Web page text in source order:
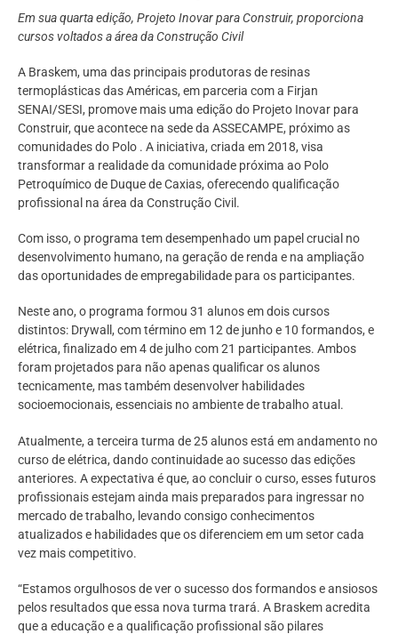
Em sua quarta edição, Projeto Inovar para Construir, proporciona
cursos voltados a área da Construção Civil
A Braskem, uma das principais produtoras de resinas
termoplásticas das Américas, em parceria com a Firjan
SENAI/SESI, promove mais uma edição do Projeto Inovar para
Construir, que acontece na sede da ASSECAMPE, próximo as
comunidades do Polo . A iniciativa, criada em 2018, visa
transformar a realidade da comunidade próxima ao Polo
Petroquímico de Duque de Caxias, oferecendo qualificação
profissional na área da Construção Civil.
Com isso, o programa tem desempenhado um papel crucial no
desenvolvimento humano, na geração de renda e na ampliação
das oportunidades de empregabilidade para os participantes.
Neste ano, o programa formou 31 alunos em dois cursos
distintos: Drywall, com término em 12 de junho e 10 formandos, e
elétrica, finalizado em 4 de julho com 21 participantes. Ambos
foram projetados para não apenas qualificar os alunos
tecnicamente, mas também desenvolver habilidades
socioemocionais, essenciais no ambiente de trabalho atual.
Atualmente, a terceira turma de 25 alunos está em andamento no
curso de elétrica, dando continuidade ao sucesso das edições
anteriores. A expectativa é que, ao concluir o curso, esses futuros
profissionais estejam ainda mais preparados para ingressar no
mercado de trabalho, levando consigo conhecimentos
atualizados e habilidades que os diferenciem em um setor cada
vez mais competitivo.
“Estamos orgulhosos de ver o sucesso dos formandos e ansiosos
pelos resultados que essa nova turma trará. A Braskem acredita
que a educação e a qualificação profissional são pilares